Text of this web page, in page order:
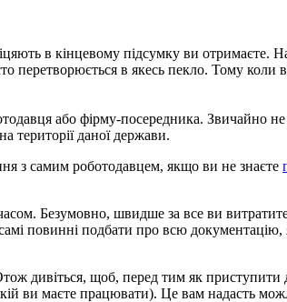
в кінцевому підсумку ви отримаєте.
перетворюється в якесь пекло. Тому
або фірму-посередника. Звичайно
території даної держави.
з самим роботодавцем, якщо ви не знаєте
Безумовно, швидше за все ви
повинні подбати про всю документацію,
дивіться, щоб, перед тим як
ви маєте працювати). Це вам надасть